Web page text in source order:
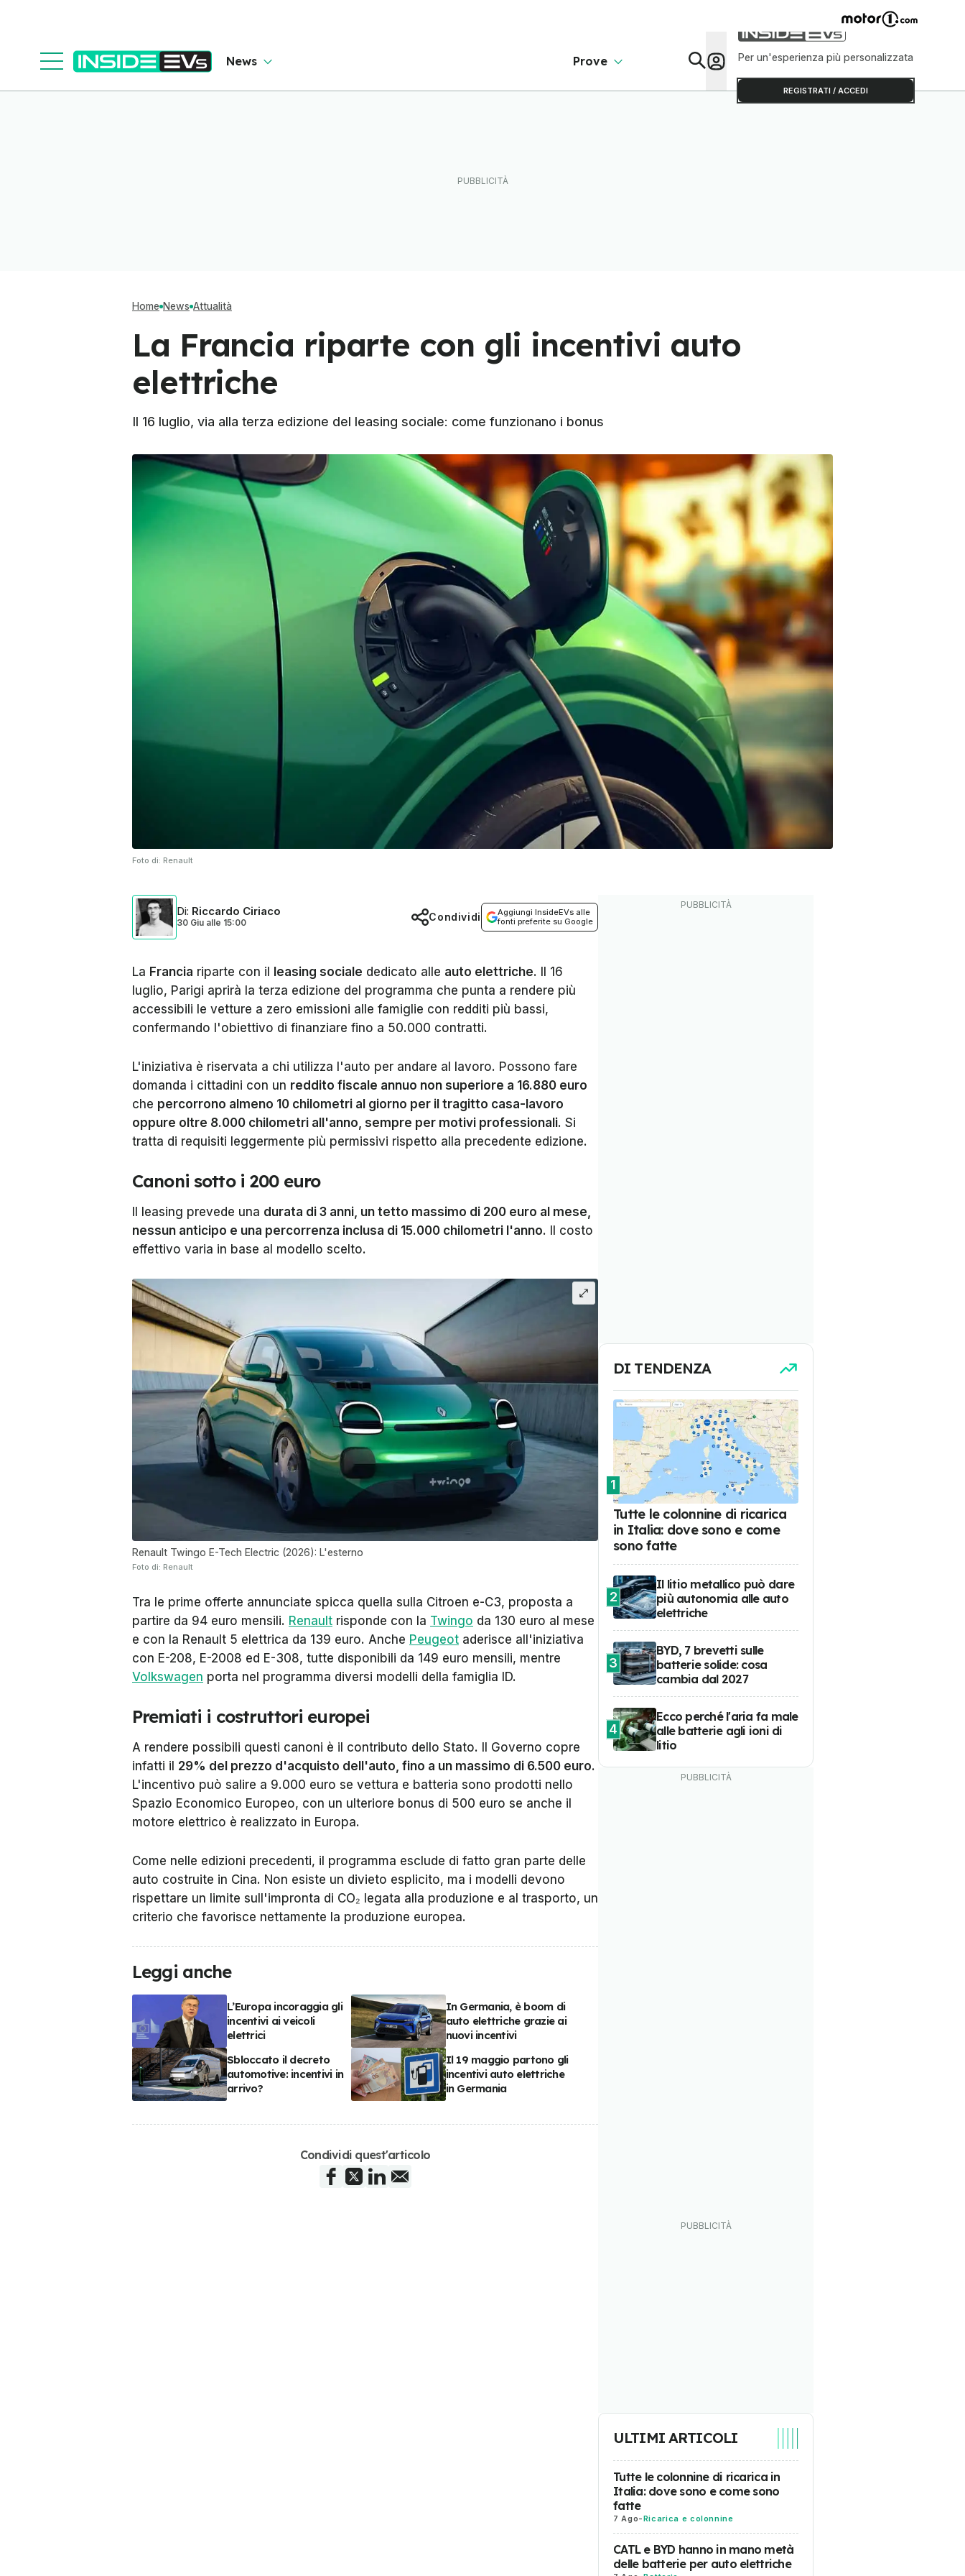
News Prove Per un'esperienza più personalizzata
REGISTRATI / ACCEDI
Home News Attualità
La Francia riparte con gli incentivi auto
elettriche
Il 16 luglio, via alla terza edizione del leasing sociale: come funzionano i bonus
Foto di: Renault
Di: Riccardo Ciriaco
30 Giu alle 15:00
Aggiungi InsideEVs alle
fonti preferite su Google
Condividi
La Francia riparte con il leasing sociale dedicato alle auto elettriche. Il 16
luglio, Parigi aprirà la terza edizione del programma che punta a rendere più
accessibili le vetture a zero emissioni alle famiglie con redditi più bassi,
confermando l'obiettivo di finanziare fino a 50.000 contratti.
L'iniziativa è riservata a chi utilizza l'auto per andare al lavoro. Possono fare
domanda i cittadini con un reddito fiscale annuo non superiore a 16.880 euro
che percorrono almeno 10 chilometri al giorno per il tragitto casa-lavoro
oppure oltre 8.000 chilometri all'anno, sempre per motivi professionali. Si
tratta di requisiti leggermente più permissivi rispetto alla precedente edizione.
Canoni sotto i 200 euro
Il leasing prevede una durata di 3 anni, un tetto massimo di 200 euro al mese,
nessun anticipo e una percorrenza inclusa di 15.000 chilometri l'anno. Il costo
effettivo varia in base al modello scelto.
Renault Twingo E-Tech Electric (2026): L'esterno
Foto di: Renault
Tra le prime offerte annunciate spicca quella sulla Citroen e-C3, proposta a
partire da 94 euro mensili. Renault risponde con la Twingo da 130 euro al mese
e con la Renault 5 elettrica da 139 euro. Anche Peugeot aderisce all'iniziativa
con E-208, E-2008 ed E-308, tutte disponibili da 149 euro mensili, mentre
Volkswagen porta nel programma diversi modelli della famiglia ID.
Premiati i costruttori europei
A rendere possibili questi canoni è il contributo dello Stato. Il Governo copre
infatti il 29% del prezzo d'acquisto dell'auto, fino a un massimo di 6.500 euro.
L'incentivo può salire a 9.000 euro se vettura e batteria sono prodotti nello
Spazio Economico Europeo, con un ulteriore bonus di 500 euro se anche il
motore elettrico è realizzato in Europa.
Come nelle edizioni precedenti, il programma esclude di fatto gran parte delle
auto costruite in Cina. Non esiste un divieto esplicito, ma i modelli devono
rispettare un limite sull'impronta di CO₂ legata alla produzione e al trasporto, un
criterio che favorisce nettamente la produzione europea.
Leggi anche
L’Europa incoraggia gli
incentivi ai veicoli
elettrici
In Germania, è boom di
auto elettriche grazie ai
nuovi incentivi
Sbloccato il decreto
automotive: incentivi in
arrivo?
Il 19 maggio partono gli
incentivi auto elettriche
in Germania
Condividi quest'articolo
DI TENDENZA
1
Tutte le colonnine di ricarica
in Italia: dove sono e come
sono fatte
2
Il litio metallico può dare
più autonomia alle auto
elettriche
3
BYD, 7 brevetti sulle
batterie solide: cosa
cambia dal 2027
4
Ecco perché l'aria fa male
alle batterie agli ioni di
litio
ULTIMI ARTICOLI
Tutte le colonnine di ricarica in
Italia: dove sono e come sono
fatte
7 Ago-Ricarica e colonnine
CATL e BYD hanno in mano metà
delle batterie per auto elettriche